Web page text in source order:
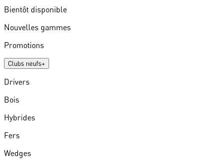
Bientôt disponible
Nouvelles gammes
Promotions
Clubs neufs+
Drivers
Bois
Hybrides
Fers
Wedges